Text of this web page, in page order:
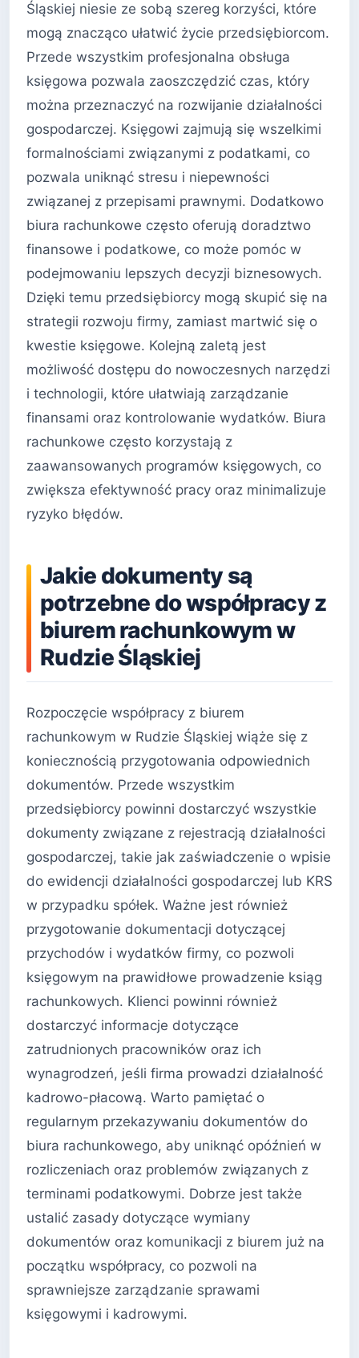
Śląskiej niesie ze sobą szereg korzyści, które
mogą znacząco ułatwić życie przedsiębiorcom.
Przede wszystkim profesjonalna obsługa
księgowa pozwala zaoszczędzić czas, który
można przeznaczyć na rozwijanie działalności
gospodarczej. Księgowi zajmują się wszelkimi
formalnościami związanymi z podatkami, co
pozwala uniknąć stresu i niepewności
związanej z przepisami prawnymi. Dodatkowo
biura rachunkowe często oferują doradztwo
finansowe i podatkowe, co może pomóc w
podejmowaniu lepszych decyzji biznesowych.
Dzięki temu przedsiębiorcy mogą skupić się na
strategii rozwoju firmy, zamiast martwić się o
kwestie księgowe. Kolejną zaletą jest
możliwość dostępu do nowoczesnych narzędzi
i technologii, które ułatwiają zarządzanie
finansami oraz kontrolowanie wydatków. Biura
rachunkowe często korzystają z
zaawansowanych programów księgowych, co
zwiększa efektywność pracy oraz minimalizuje
ryzyko błędów.
Jakie dokumenty są
potrzebne do współpracy z
biurem rachunkowym w
Rudzie Śląskiej
Rozpoczęcie współpracy z biurem
rachunkowym w Rudzie Śląskiej wiąże się z
koniecznością przygotowania odpowiednich
dokumentów. Przede wszystkim
przedsiębiorcy powinni dostarczyć wszystkie
dokumenty związane z rejestracją działalności
gospodarczej, takie jak zaświadczenie o wpisie
do ewidencji działalności gospodarczej lub KRS
w przypadku spółek. Ważne jest również
przygotowanie dokumentacji dotyczącej
przychodów i wydatków firmy, co pozwoli
księgowym na prawidłowe prowadzenie ksiąg
rachunkowych. Klienci powinni również
dostarczyć informacje dotyczące
zatrudnionych pracowników oraz ich
wynagrodzeń, jeśli firma prowadzi działalność
kadrowo-płacową. Warto pamiętać o
regularnym przekazywaniu dokumentów do
biura rachunkowego, aby uniknąć opóźnień w
rozliczeniach oraz problemów związanych z
terminami podatkowymi. Dobrze jest także
ustalić zasady dotyczące wymiany
dokumentów oraz komunikacji z biurem już na
początku współpracy, co pozwoli na
sprawniejsze zarządzanie sprawami
księgowymi i kadrowymi.